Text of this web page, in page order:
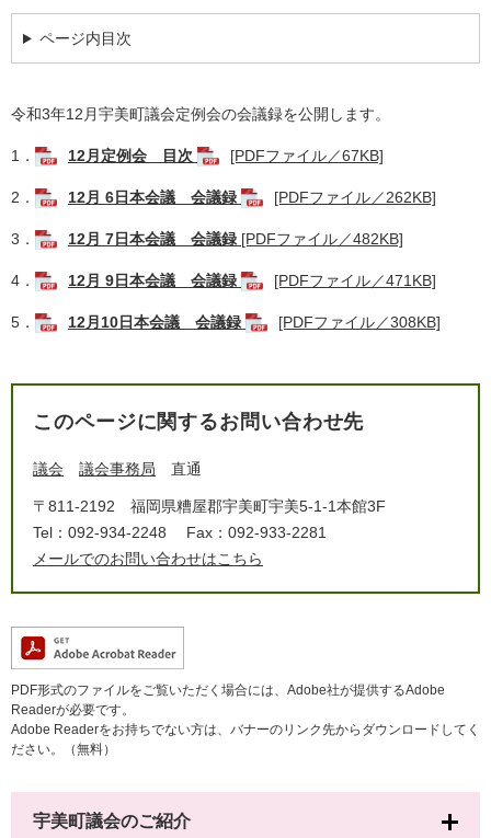
ページ内目次
令和3年12月宇美町議会定例会の会議録を公開します。
1． 12月定例会 目次 [PDFファイル／67KB]
2． 12月 6日本会議 会議録 [PDFファイル／262KB]
3． 12月 7日本会議 会議録 [PDFファイル／482KB]
4． 12月 9日本会議 会議録 [PDFファイル／471KB]
5． 12月10日本会議 会議録 [PDFファイル／308KB]
このページに関するお問い合わせ先
議会 議会事務局 直通
〒811-2192
福岡県糟屋郡宇美町宇美5-1-1本館3F
Tel：092-934-2248
Fax：092-933-2281
メールでのお問い合わせはこちら
PDF形式のファイルをご覧いただく場合には、Adobe社が提供するAdobe
Readerが必要です。
Adobe Readerをお持ちでない方は、バナーのリンク先からダウンロードしてく
ださい。（無料）
宇美町議会のご紹介